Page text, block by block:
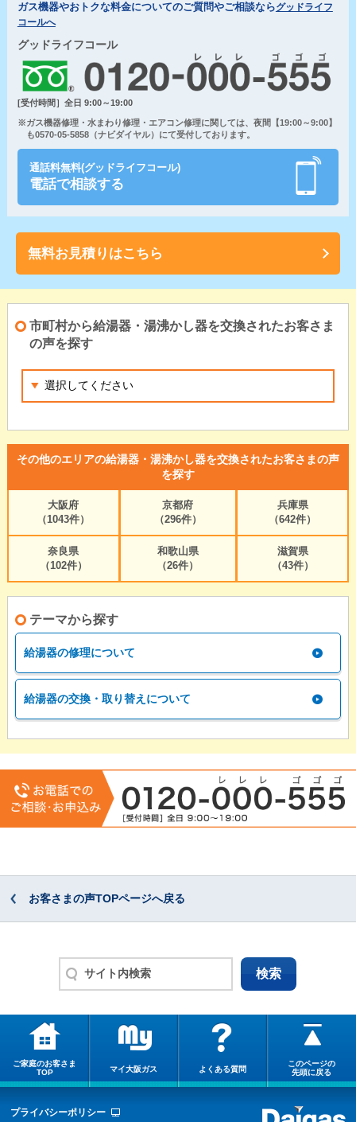
ガス機器やおトクな料金についてのご質問やご相談ならグッドライフ
コールへ
グッドライフコール
[受付時間］全日 9:00～19:00
※ガス機器修理・水まわり修理・エアコン修理に関しては、夜間【19:00～9:00】
も0570-05-5858（ナビダイヤル）にて受付しております。
通話料無料(グッドライフコール)
電話で相談する
無料お見積りはこちら
市町村から給湯器・湯沸かし器を交換されたお客さま
の声を探す
その他のエリアの給湯器・湯沸かし器を交換されたお客さまの声
を探す
大阪府
（1043件）
京都府
（296件）
兵庫県
（642件）
奈良県
（102件）
和歌山県
（26件）
滋賀県
（43件）
テーマから探す
給湯器の修理について
給湯器の交換・取り替えについて
お客さまの声TOPページへ戻る
ご家庭のお客さま
TOP
マイ大阪ガス よくある質問
このページの
先頭に戻る
プライバシーポリシー